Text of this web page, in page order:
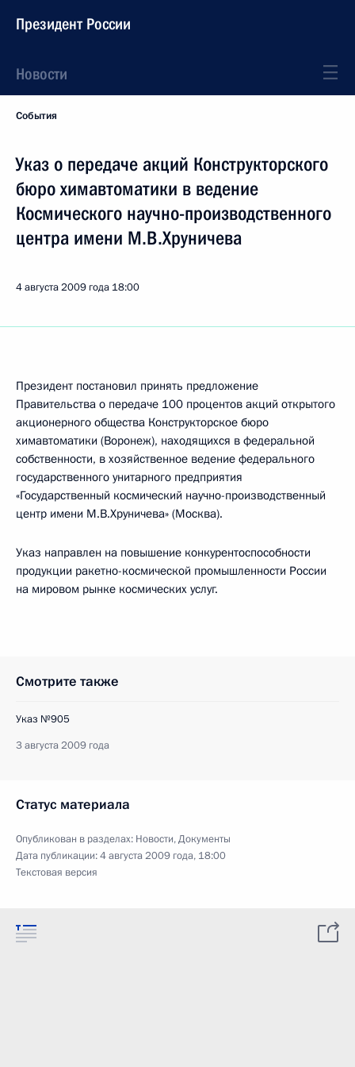
Президент России
Новости
События
Указ о передаче акций Конструкторского
бюро химавтоматики в ведение
Космического научно-производственного
центра имени М.В.Хруничева
4 августа 2009 года 18:00
Президент постановил принять предложение
Правительства о передаче 100 процентов акций открытого
акционерного общества Конструкторское бюро
химавтоматики (Воронеж), находящихся в федеральной
собственности, в хозяйственное ведение федерального
государственного унитарного предприятия
«Государственный космический научно-производственный
центр имени М.В.Хруничева» (Москва).
Указ направлен на повышение конкурентоспособности
продукции ракетно-космической промышленности России
на мировом рынке космических услуг.
Смотрите также
Указ №905
3 августа 2009 года
Статус материала
Опубликован в разделах: Новости,Документы
Дата публикации:4 августа 2009 года, 18:00
Текстовая версия